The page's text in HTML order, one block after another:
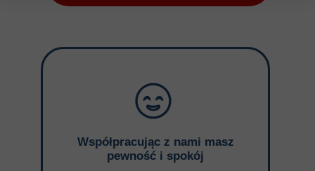
Współpracując z nami masz
pewność i spokój